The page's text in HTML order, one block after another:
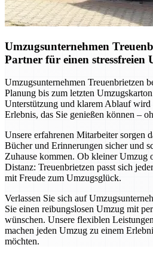
Umzugsunternehmen
Partner für einen stressfreien
Umzugsunternehmen Treuenbrietzen
Planung bis zum letzten
Unterstützung und klarem Ablauf
Erlebnis, das Sie genießen können –
Unsere erfahrenen Mitarbeiter sorgen
Bücher und Erinnerungen sicher und
Zuhause kommen. Ob kleiner Umzug
Distanz: Treuenbrietzen passt sich
mit Freude zum Umzugsglück.
Verlassen Sie sich auf
Sie einen reibungslosen Umzug mit
wünschen. Unsere flexiblen
machen jeden Umzug zu einem
möchten.